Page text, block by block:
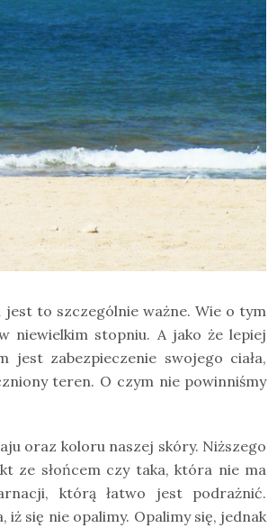
to szczególnie ważne. Wie o tym
niewielkim stopniu. A jako że lepiej
jest zabezpieczenie swojego ciała,
teren. O czym nie powinniśmy
oraz koloru naszej skóry. Niższego
ze słońcem czy taka, która nie ma
którą łatwo jest podrażnić.
się nie opalimy. Opalimy się, jednak